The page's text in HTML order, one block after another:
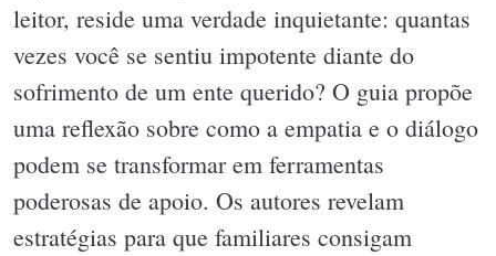
leitor, reside uma verdade inquietante: quantas
vezes você se sentiu impotente diante do
sofrimento de um ente querido? O guia propõe
uma reflexão sobre como a empatia e o diálogo
podem se transformar em ferramentas
poderosas de apoio. Os autores revelam
estratégias para que familiares consigam